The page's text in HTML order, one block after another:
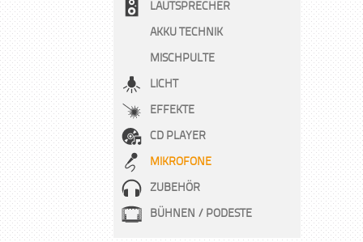
LAUTSPRECHER
AKKU TECHNIK
MISCHPULTE
LICHT
EFFEKTE
CD PLAYER
MIKROFONE
ZUBEHÖR
BÜHNEN / PODESTE